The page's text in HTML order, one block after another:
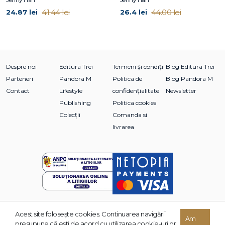
24.87 lei 41.44 lei 26.4 lei 44.00 lei
Despre noi
Parteneri
Contact
Editura Trei
Pandora M
Lifestyle
Publishing
Colecții
Termeni și condiții
Politica de
confidențialitate
Politica cookies
Comanda si
livrarea
Blog Editura Trei
Blog Pandora M
Newsletter
© 2026 Grupul Editorial TREI. Toate drepturile rezervate.
Acest site foloseşte cookies. Continuarea navigării
presupune că eşti de acord cu utilizarea cookie-urilor.
Am